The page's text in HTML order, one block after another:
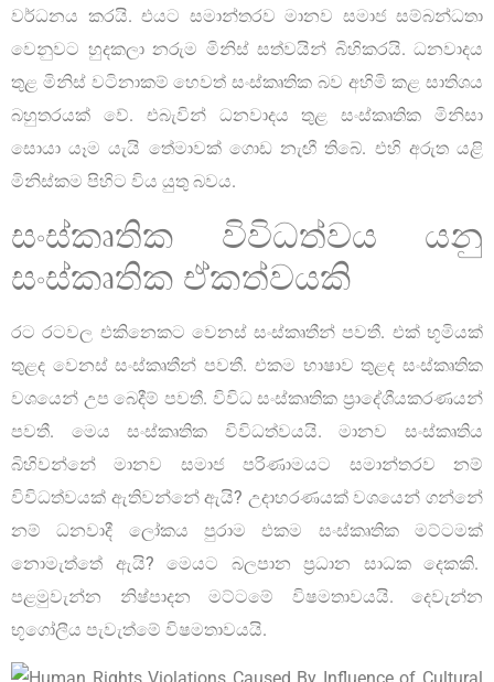
වර්ධනය කරයි. එයට සමාන්තරව මානව සමාජ සම්බන්ධතා
වෙනුවට හුදකලා නරුම මිනිස් සත්වයින් බිහිකරයි. ධනවාදය
තුළ මිනිස් වටිනාකම් හෙවත් සංස්කෘතික බව අහිමි කළ සාතිශය
බහුතරයක් වේ. එබැවින් ධනවාදය තුළ සංස්කෘතික මිනිසා
සොයා යෑම යැයි තේමාවක් ගොඩ නැඟී තිබේ. එහි අරුත යළි
මිනිස්කම පිහිට විය යුතු බවය.
සංස්කෘතික විවිධත්වය යනු
සංස්කෘතික ඒකත්වයකි
රට රටවල එකිනෙකට වෙනස් සංස්කෘතීන් පවතී. එක් භූමියක්
තුළද වෙනස් සංස්කෘතීන් පවතී. එකම භාෂාව තුළද සංස්කෘතික
වශයෙන් උප බෙදීම් පවතී. විවිධ සංස්කෘතික ප්‍රාදේශීයකරණයන්
පවතී. මෙය සංස්කෘතික විවිධත්වයයි. මානව සංස්කෘතිය
බිහිවන්නේ මානව සමාජ පරිණාමයට සමාන්තරව නම්
විවිධත්වයක් ඇතිවන්නේ ඇයි? උදාහරණයක් වශයෙන් ගන්නේ
නම් ධනවාදී ලෝකය පුරාම එකම සංස්කෘතික මට්ටමක්
නොමැත්තේ ඇයි? මෙයට බලපාන ප්‍රධාන සාධක දෙකකි.
පළමුවැන්න නිෂ්පාදන මට්ටමේ විෂමතාවයයි. දෙවැන්න
භූගෝලීය පැවැත්මේ විෂමතාවයයි.